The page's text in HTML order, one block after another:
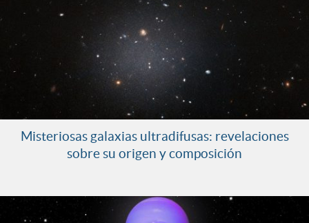
Misteriosas galaxias ultradifusas: revelaciones
sobre su origen y composición